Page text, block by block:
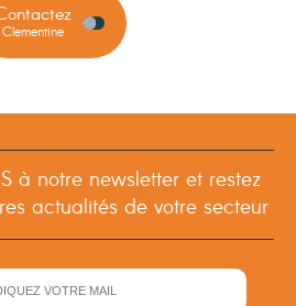
Clementine
à notre newsletter et restez
actualités de votre secteur